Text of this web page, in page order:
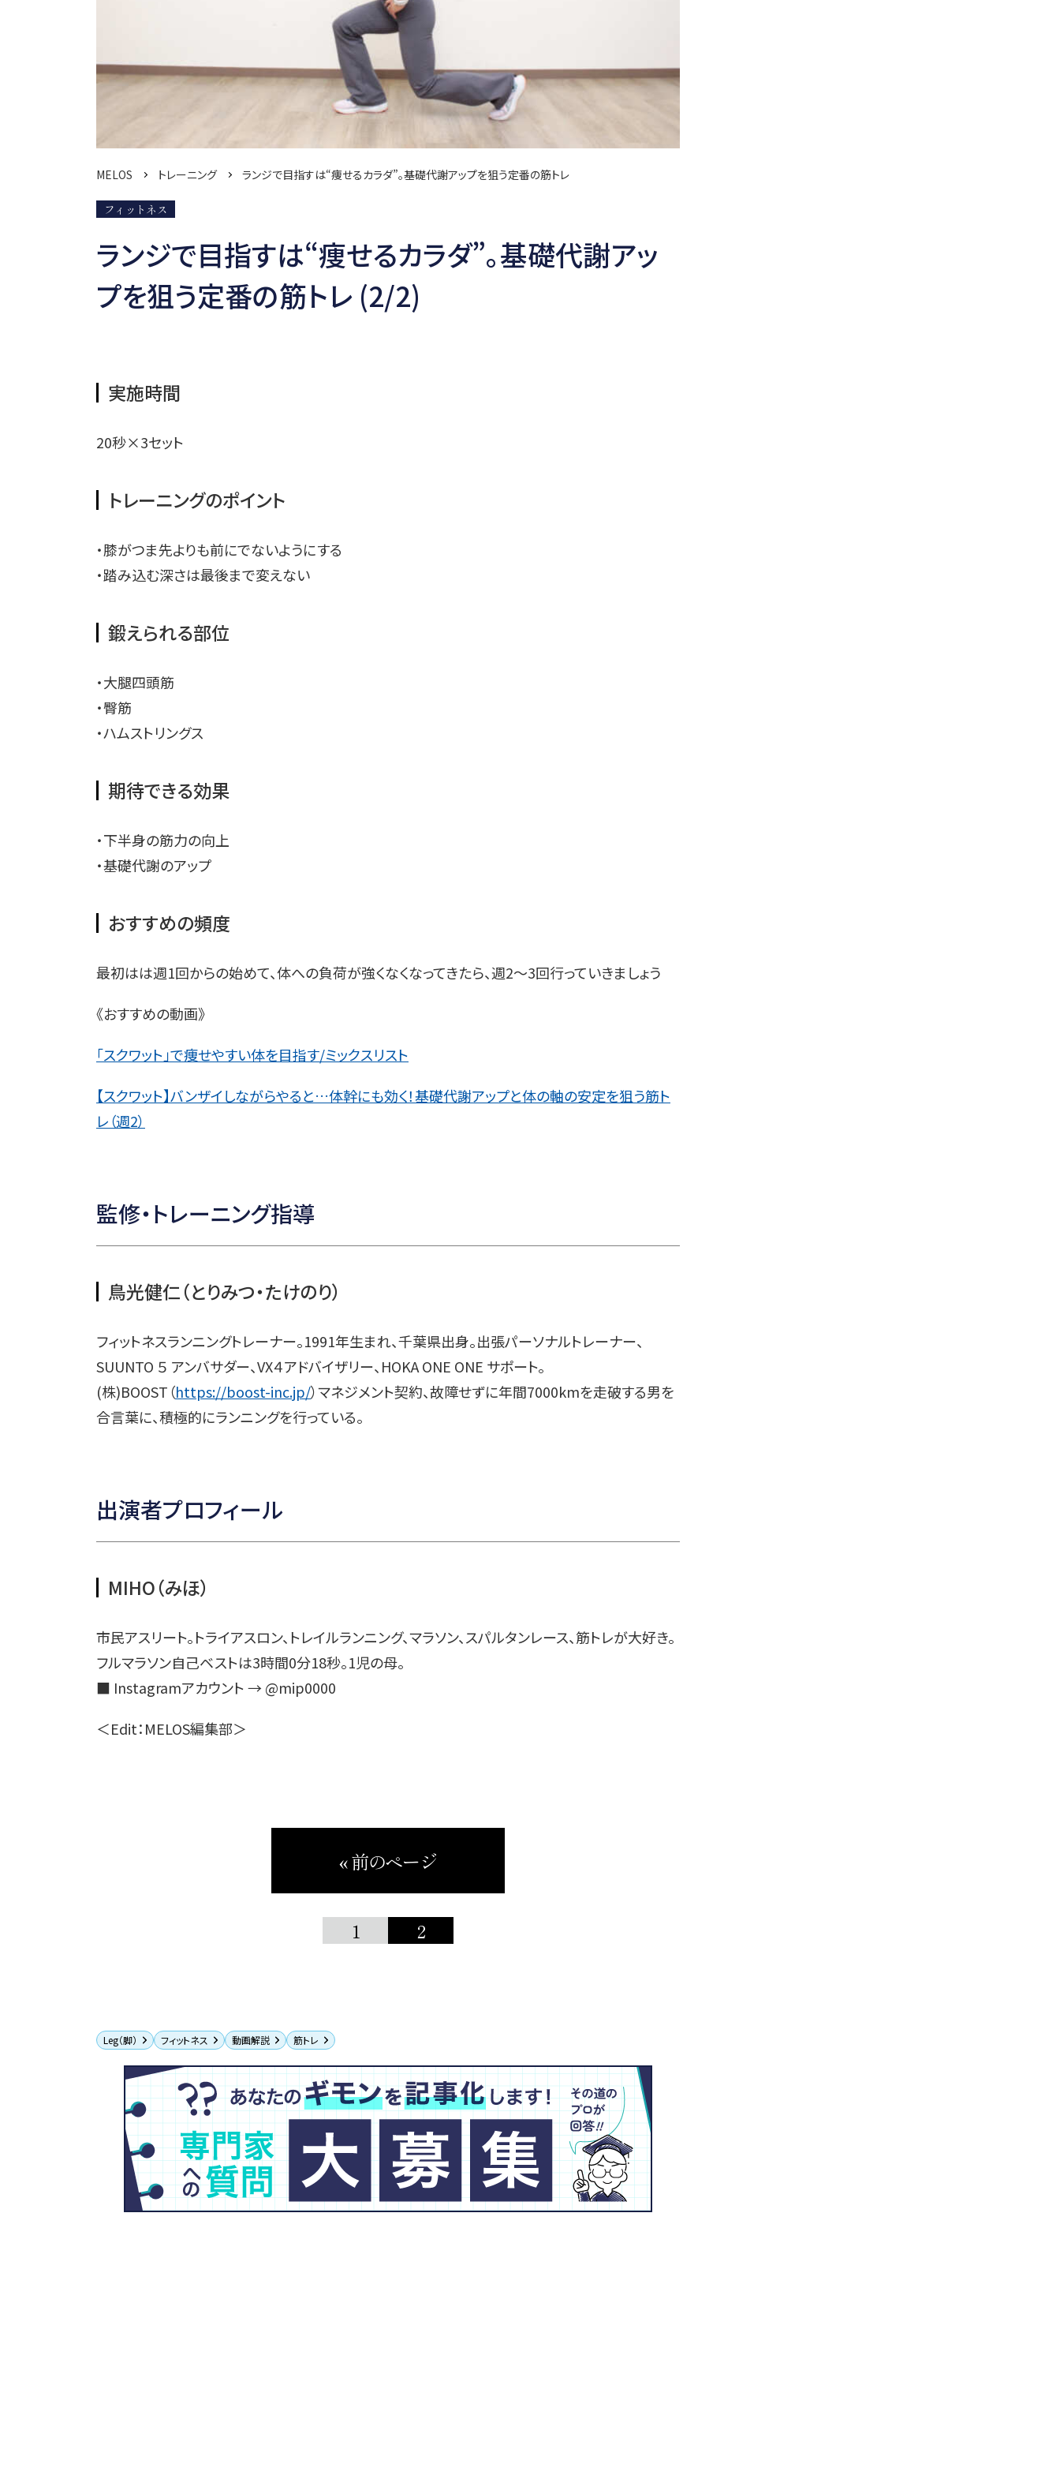
MELOS トレーニング ランジで目指すは“痩せるカラダ”。基礎代謝アップを狙う定番の筋トレ
フィットネス
ランジで目指すは“痩せるカラダ”。基礎代謝アッ
プを狙う定番の筋トレ (2/2)
実施時間
20秒×3セット
トレーニングのポイント
・膝がつま先よりも前にでないようにする
・踏み込む深さは最後まで変えない
鍛えられる部位
・大腿四頭筋
・臀筋
・ハムストリングス
期待できる効果
・下半身の筋力の向上
・基礎代謝のアップ
おすすめの頻度
最初はは週1回からの始めて、体への負荷が強くなくなってきたら、週2～3回行っていきましょう
《おすすめの動画》
「スクワット」で痩せやすい体を目指す/ミックスリスト
【スクワット】バンザイしながらやると…体幹にも効く！基礎代謝アップと体の軸の安定を狙う筋ト
レ（週2）
監修・トレーニング指導
鳥光健仁（とりみつ・たけのり）
フィットネスランニングトレーナー。1991年生まれ、千葉県出身。出張パーソナルトレーナー、
SUUNTO ５ アンバサダー、VX４アドバイザリー、HOKA ONE ONE サポート。
(株)BOOST（https://boost-inc.jp/）マネジメント契約、故障せずに年間7000kmを走破する男を
合言葉に、積極的にランニングを行っている。
出演者プロフィール
MIHO（みほ）
市民アスリート。トライアスロン、トレイルランニング、マラソン、スパルタンレース、筋トレが大好き。
フルマラソン自己ベストは3時間0分18秒。1児の母。
■ Instagramアカウント → @mip0000
＜Edit：MELOS編集部＞
« 前のページ
1 2
Leg（脚） フィットネス 動画解説 筋トレ